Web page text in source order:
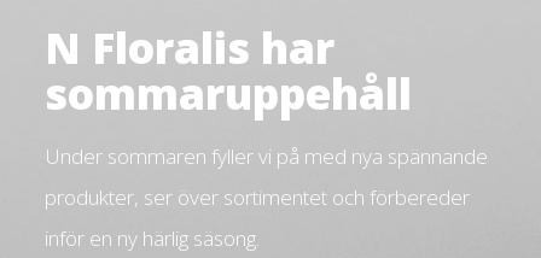
N Floralis har
sommaruppehåll
Under sommaren fyller vi på med nya spännande
produkter, ser över sortimentet och förbereder
inför en ny härlig säsong.